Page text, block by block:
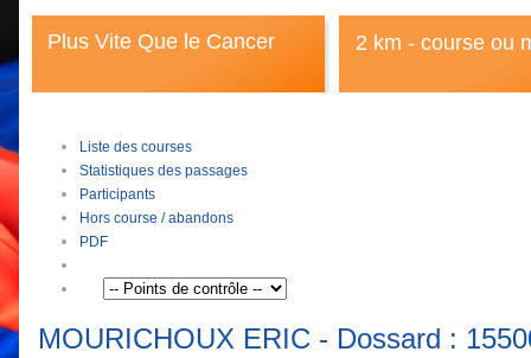
Plus Vite Que le Cancer 2 km - course ou
Liste des courses
Statistiques des passages
Participants
Hors course / abandons
PDF
MOURICHOUX ERIC - Dossard :